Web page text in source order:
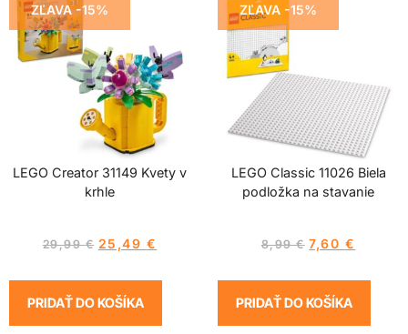
ZĽAVA -15%
LEGO Creator 31149 Kvety v
krhle
29,99€ 25,49 €
PRIDAŤ DO KOŠÍKA
ZĽAVA -15%
LEGO Classic 11026 Biela
podložka na stavanie
8,99€ 7,60 €
PRIDAŤ DO KOŠÍKA